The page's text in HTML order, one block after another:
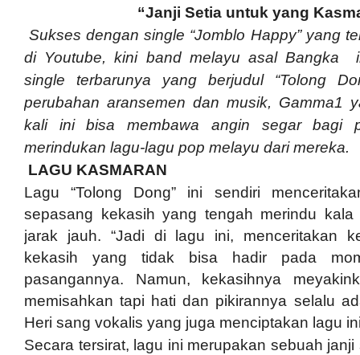
“Janji Setia untuk yang
Sukses dengan single “Jomblo Happy” yang
di Youtube, kini band melayu asal Bangka
single terbarunya yang berjudul “Tolong
perubahan aransemen dan musik, Gamma1
kali ini bisa membawa angin segar bagi
merindukan lagu-lagu pop melayu dari mereka.
LAGU KASMARAN
Lagu “Tolong Dong” ini sendiri
sepasang kekasih yang tengah merindu kala
jarak jauh. “Jadi di lagu ini, menceritakan
kekasih yang tidak bisa hadir pada
pasangannya. Namun, kekasihnya
memisahkan tapi hati dan pikirannya selalu
Heri sang vokalis yang juga menciptakan lagu
Secara tersirat, lagu ini merupakan sebuah